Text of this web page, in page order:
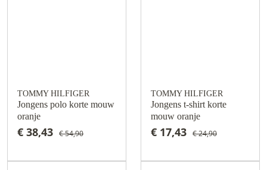
TOMMY HILFIGER
Jongens polo korte mouw
oranje
€ 38,43 € 54,90
TOMMY HILFIGER
Jongens t-shirt korte
mouw oranje
€ 17,43 € 24,90